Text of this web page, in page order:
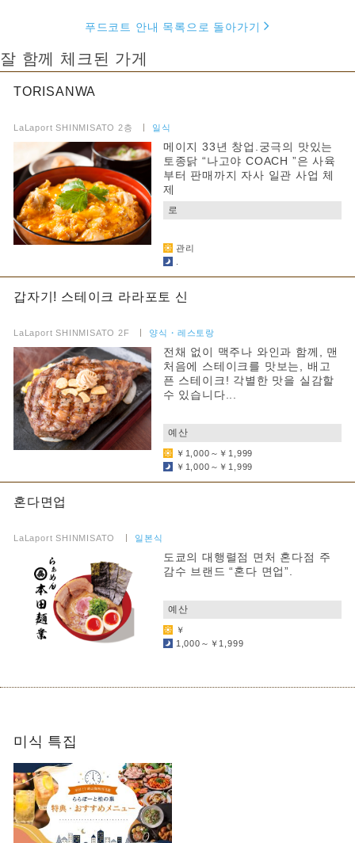
푸드코트 안내 목록으로 돌아가기
잘 함께 체크된 가게
TORISANWA
LaLaport SHINMISATO 2층 일식
메이지 33년 창업.궁극의 맛있는
토종닭 “나고야 COACH ”은 사육
부터 판매까지 자사 일관 사업 체
제
로
관리
갑자기! 스테이크 라라포토 신
LaLaport SHINMISATO 2F 양식・레스토랑
전채 없이 맥주나 와인과 함께, 맨
처음에 스테이크를 맛보는, 배고
픈 스테이크! 각별한 맛을 실감할
수 있습니다...
예산
￥1,000～￥1,999
￥1,000～￥1,999
혼다면업
LaLaport SHINMISATO 일본식
도쿄의 대행렬점 면처 혼다점 주
감수 브랜드 “혼다 면업”.
예산
￥
1,000～￥1,999
미식 특집